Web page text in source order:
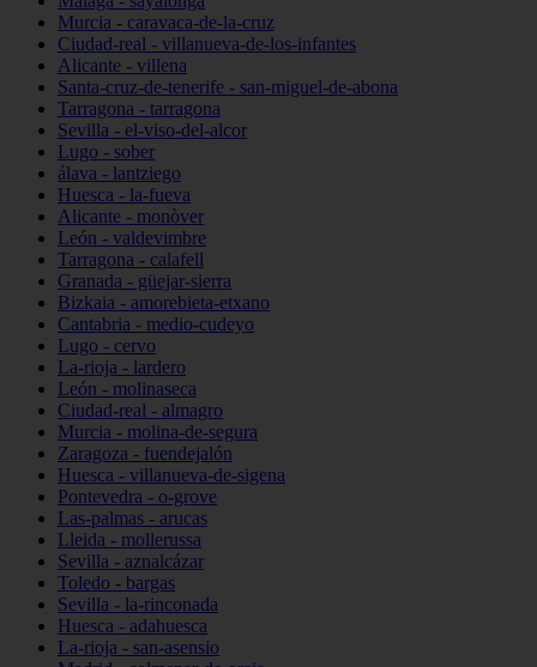
Murcia - caravaca-de-la-cruz
Ciudad-real - villanueva-de-los-infantes
Alicante - villena
Santa-cruz-de-tenerife - san-miguel-de-abona
Tarragona - tarragona
Sevilla - el-viso-del-alcor
Lugo - sober
álava - lantziego
Huesca - la-fueva
Alicante - monòver
León - valdevimbre
Tarragona - calafell
Granada - güejar-sierra
Bizkaia - amorebieta-etxano
Cantabria - medio-cudeyo
Lugo - cervo
La-rioja - lardero
León - molinaseca
Ciudad-real - almagro
Murcia - molina-de-segura
Zaragoza - fuendejalón
Huesca - villanueva-de-sigena
Pontevedra - o-grove
Las-palmas - arucas
Lleida - mollerussa
Sevilla - aznalcázar
Toledo - bargas
Sevilla - la-rinconada
Huesca - adahuesca
La-rioja - san-asensio